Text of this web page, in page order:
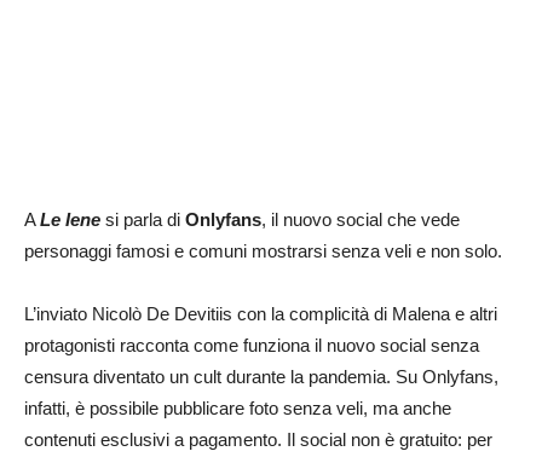
ALe Iene si parla di Onlyfans, il nuovo social che vede
personaggi famosi e comuni mostrarsi senza veli e non solo.
L’inviato Nicolò De Devitiis con la complicità di Malena e altri
protagonisti racconta come funziona il nuovo social senza
censura diventato un cult durante la pandemia. Su Onlyfans,
infatti, è possibile pubblicare foto senza veli, ma anche
contenuti esclusivi a pagamento. Il social non è gratuito: per